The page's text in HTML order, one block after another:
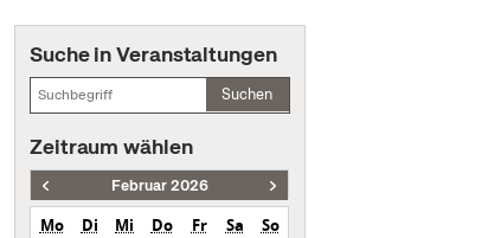
Suche in Veranstaltungen
Suchen
Zeitraum wählen
Februar 2026
Mo Di Mi Do Fr Sa
So